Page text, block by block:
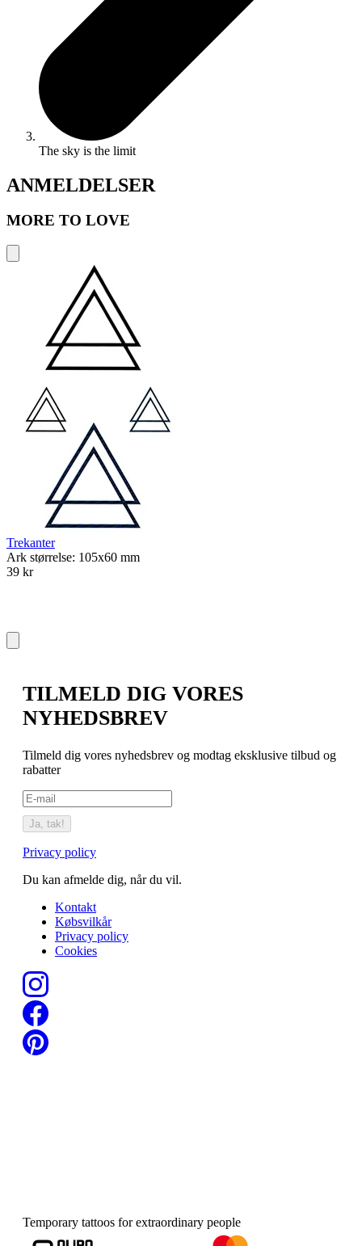
The sky is the limit
ANMELDELSER
MORE TO LOVE
Trekanter
Ark størrelse: 105x60 mm
39 kr
TILMELD DIG VORES
NYHEDSBREV
Tilmeld dig vores nyhedsbrev og modtag eksklusive tilbud og
rabatter
Ja, tak!
Privacy policy
Du kan afmelde dig, når du vil.
Kontakt
Købsvilkår
Privacy policy
Cookies
Temporary tattoos for extraordinary people